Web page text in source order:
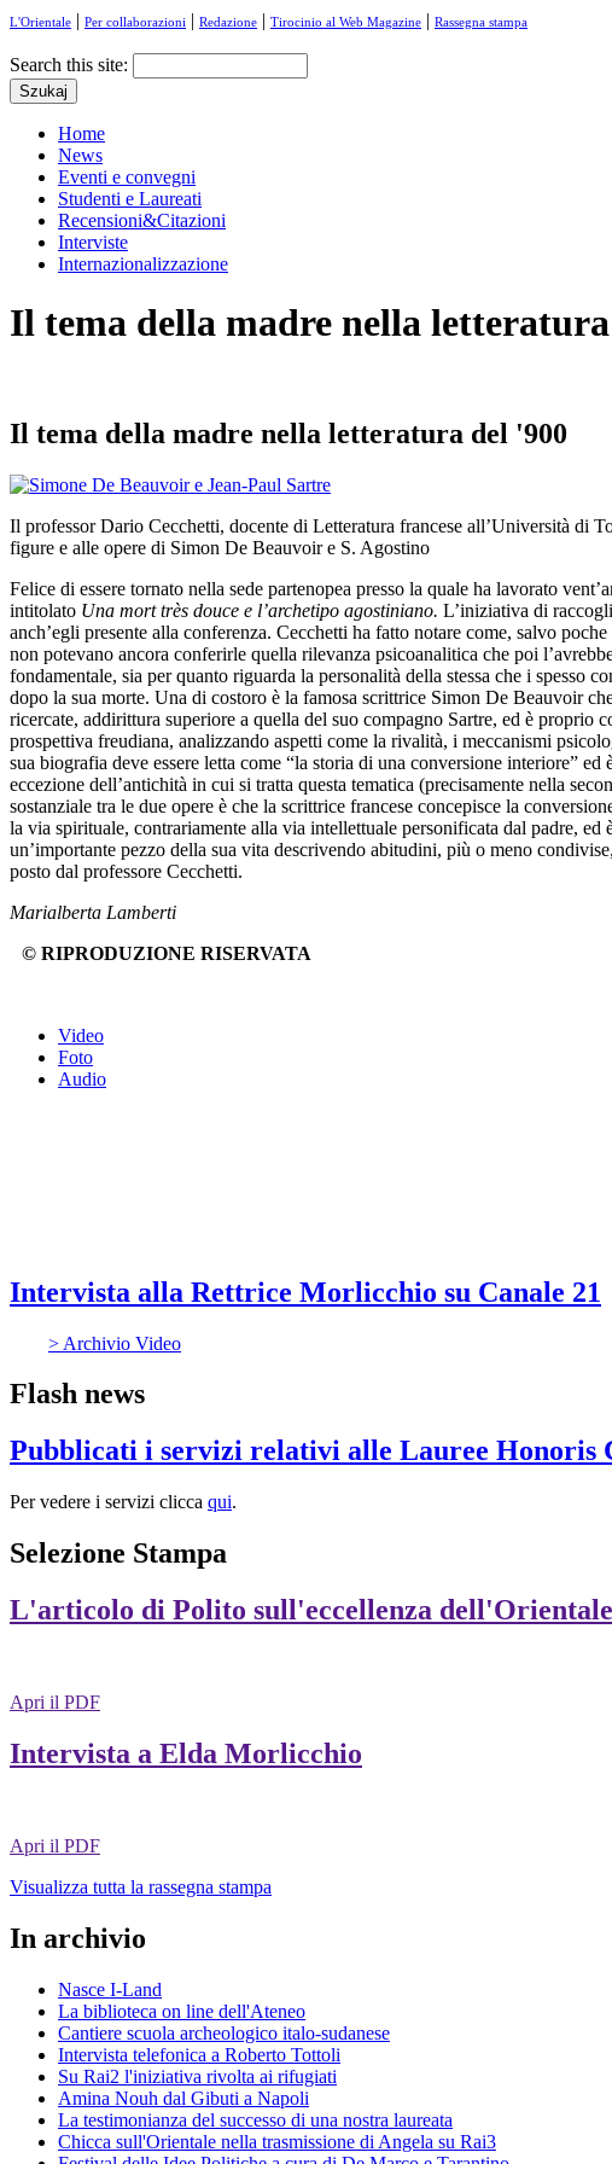
L'Orientale | Per collaborazioni | Redazione | Tirocinio al Web Magazine | Rassegna stampa
Search this site:
Home
News
Eventi e convegni
Studenti e Laureati
Recensioni&Citazioni
Interviste
Internazionalizzazione
Il tema della madre nella
Il tema della madre nella letteratura del '900
Il professor Dario Cecchetti, docente di Letteratura francese all’Università di
figure e alle opere di Simon De Beauvoir e S. Agostino
Felice di essere tornato nella sede partenopea presso la quale ha lavorato
intitolato Una mort très douce e l’archetipo agostiniano. L’iniziativa di
anch’egli presente alla conferenza. Cecchetti ha fatto notare come, salvo
non potevano ancora conferirle quella rilevanza psicoanalitica che poi
fondamentale, sia per quanto riguarda la personalità della stessa che i
dopo la sua morte. Una di costoro è la famosa scrittrice Simon De Beauvoir
ricercate, addirittura superiore a quella del suo compagno Sartre, ed è
prospettiva freudiana, analizzando aspetti come la rivalità, i meccanismi
sua biografia deve essere letta come “la storia di una conversione interiore”
eccezione dell’antichità in cui si tratta questa tematica (precisamente nella
sostanziale tra le due opere è che la scrittrice francese concepisce la
la via spirituale, contrariamente alla via intellettuale personificata dal padre,
un’importante pezzo della sua vita descrivendo abitudini, più o meno
posto dal professore Cecchetti.
Marialberta Lamberti
© RIPRODUZIONE RISERVATA
Video
Foto
Audio
Intervista alla Rettrice Morlicchio su Canale 21
> Archivio Video
Flash news
Pubblicati i servizi relativi alle Lauree Honoris
Per vedere i servizi clicca qui.
Selezione Stampa
L'articolo di Polito sull'eccellenza dell'Orientale
Apri il PDF
Intervista a Elda Morlicchio
Apri il PDF
Visualizza tutta la rassegna stampa
In archivio
Nasce I-Land
La biblioteca on line dell'Ateneo
Cantiere scuola archeologico italo-sudanese
Intervista telefonica a Roberto Tottoli
Su Rai2 l'iniziativa rivolta ai rifugiati
Amina Nouh dal Gibuti a Napoli
La testimonianza del successo di una nostra laureata
Chicca sull'Orientale nella trasmissione di Angela su Rai3